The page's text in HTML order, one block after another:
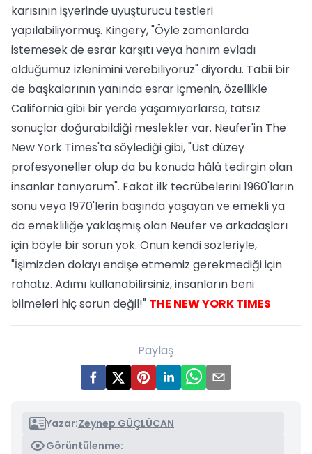
karısının işyerinde uyuşturucu testleri
yapılabiliyormuş. Kingery, "Öyle zamanlarda
istemesek de esrar karşıtı veya hanım evladı
olduğumuz izlenimini verebiliyoruz" diyordu. Tabii bir
de başkalarının yanında esrar içmenin, özellikle
California gibi bir yerde yaşamıyorlarsa, tatsız
sonuçlar doğurabildiği meslekler var. Neufer'in The
New York Times'ta söylediği gibi, "Üst düzey
profesyoneller olup da bu konuda hâlâ tedirgin olan
insanlar tanıyorum". Fakat ilk tecrübelerini 1960'ların
sonu veya 1970'lerin başında yaşayan ve emekli ya
da emekliliğe yaklaşmış olan Neufer ve arkadaşları
için böyle bir sorun yok. Onun kendi sözleriyle,
"İşimizden dolayı endişe etmemiz gerekmediği için
rahatız. Adımı kullanabilirsiniz, insanların beni
bilmeleri hiç sorun değil!" THE NEW YORK TIMES
Paylaş
Yazar:Zeynep GÜÇLÜCAN
Görüntülenme: